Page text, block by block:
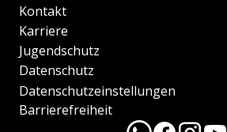
Kontakt
Karriere
Jugendschutz
Datenschutz
Datenschutzeinstellungen
Barrierefreiheit